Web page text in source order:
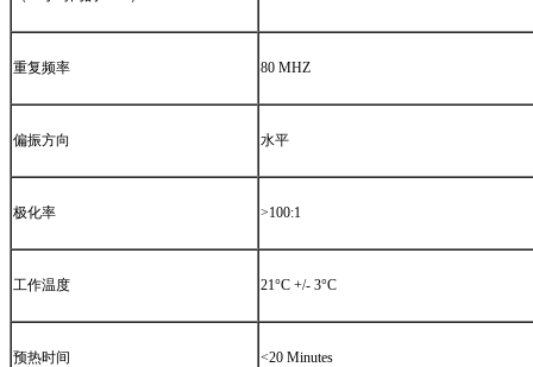
重复频率 80 MHZ
偏振方向 水平
极化率 >100:1
工作温度 21°C +/- 3°C
预热时间 <20 Minutes